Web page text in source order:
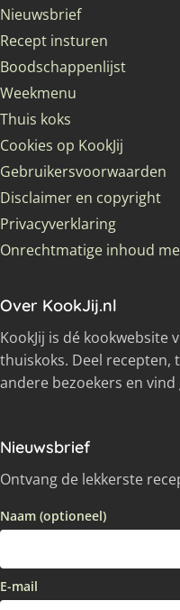
Nieuwsbrief
Recept insturen
Boodschappenlijst
Weekmenu
Thuis koks
Cookies op KookJij
Gebruikersvoorwaarden
Disclaimer en copyright
Privacyverklaring
Onrechtmatige inhoud
Over KookJij.nl
KookJij is dé
thuiskoks. Deel recepten,
andere bezoekers en
Nieuwsbrief
Ontvang de lekkerste
Naam (optioneel)
E-mail